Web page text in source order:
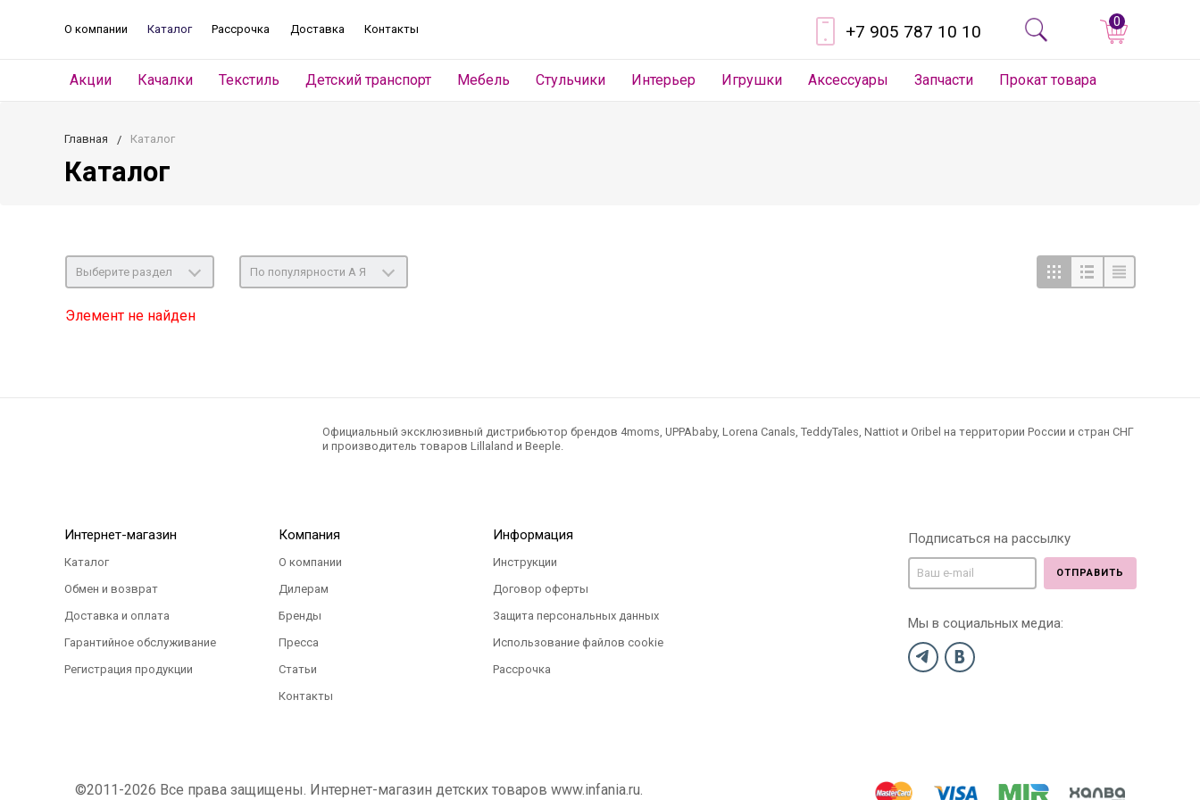
О компании Каталог Рассрочка Доставка Контакты +7 905 787 10 10 0
Акции Качалки Текстиль Детский транспорт Мебель Стульчики Интерьер Игрушки Аксессуары Запчасти Прокат товара
Главная Каталог
Каталог
Выберите раздел По популярности А Я
Элемент не найден
Официальный эксклюзивный дистрибьютор брендов 4moms, UPPAbaby, Lorena Canals, TeddyTales, Nattiot и Oribel на территории России и стран СНГ
и производитель товаров Lillaland и Beeple.
Интернет-магазин
Каталог
Обмен и возврат
Доставка и оплата
Гарантийное обслуживание
Регистрация продукции
Компания
О компании
Дилерам
Бренды
Пресса
Статьи
Контакты
Информация
Инструкции
Договор оферты
Защита персональных данных
Использование файлов cookie
Рассрочка
Подписаться на рассылку
ОТПРАВИТЬ
Мы в социальных медиа:
©2011-2026 Все права защищены. Интернет-магазин детских товаров www.infania.ru.